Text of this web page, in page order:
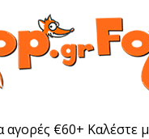
€60+ Καλέστε